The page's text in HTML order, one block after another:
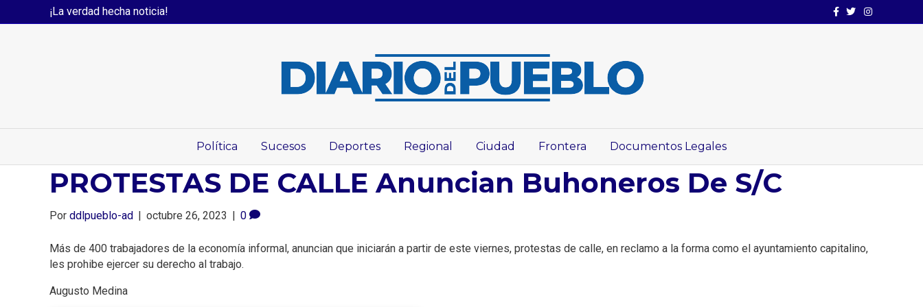
¡La verdad hecha noticia! Facebook
TwitterInstagram
Política Sucesos Deportes Regional Ciudad Frontera Documentos Legales
PROTESTAS DE CALLE Anuncian Buhoneros De S/C
Por ddlpueblo-ad octubre 26, 2023 0
Más de 400 trabajadores de la economía informal, anuncian que iniciarán a partir de este viernes, protestas de calle, en reclamo a la forma como el ayuntamiento capitalino,
les prohibe ejercer su derecho al trabajo.
Augusto Medina